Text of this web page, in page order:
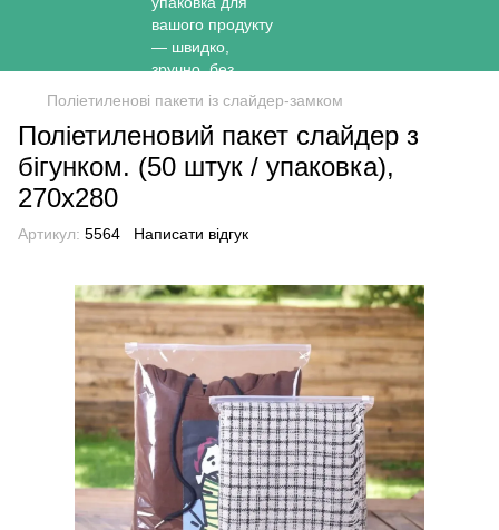
Поліетиленові пакети із слайдер-замком
Поліетиленовий пакет слайдер з
бігунком. (50 штук / упаковка),
270х280
Артикул: 5564 Написати відгук